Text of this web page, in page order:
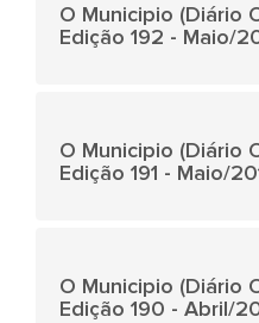
O Municipio (Diário
Edição 192 - Maio/
O Municipio (Diário
Edição 191 - Maio/
O Municipio (Diário
Edição 190 - Abril/